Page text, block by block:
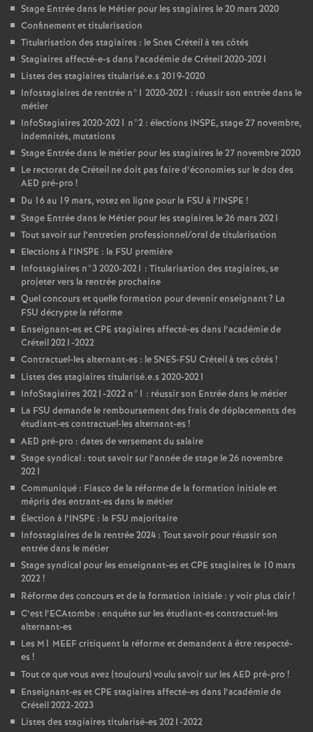
Stage Entrée dans le Métier pour les stagiaires le 20 mars 2020
Confinement et titularisation
Titularisation des stagiaires : le Snes Créteil à tes côtés
Stagiaires affecté-e-s dans l’académie de Créteil 2020-2021
Listes des stagiaires titularisé.e.s 2019-2020
Infostagiaires de rentrée n°1 2020-2021 : réussir son entrée dans le
métier
InfoStagiaires 2020-2021 n°2 : élections INSPE, stage 27 novembre,
indemnités, mutations
Stage Entrée dans le métier pour les stagiaires le 27 novembre 2020
Le rectorat de Créteil ne doit pas faire d’économies sur le dos des
AED pré-pro !
Du 16 au 19 mars, votez en ligne pour la FSU à l’INSPE !
Stage Entrée dans le Métier pour les stagiaires le 26 mars 2021
Tout savoir sur l’entretien professionnel/oral de titularisation
Elections à l’INSPE : la FSU première
Infostagiaires n°3 2020-2021 : Titularisation des stagiaires, se
projeter vers la rentrée prochaine
Quel concours et quelle formation pour devenir enseignant? La
FSU décrypte la réforme
Enseignant-es etCPE stagiaires affecté-es dans l’académie de
Créteil 2021-2022
Contractuel-les alternant-es : leSNES-FSU Créteil à tes côtés !
Listes des stagiaires titularisé.e.s 2020-2021
InfoStagiaires 2021-2022 n°1 : réussir son Entrée dans le métier
La FSU demande le remboursement des frais de déplacements des
étudiant-es contractuel-les alternant-es !
AED pré-pro : dates de versement du salaire
Stage syndical : tout savoir sur l’année de stage le 26 novembre
2021
Communiqué : Fiasco de la réforme de la formation initiale et
mépris des entrant-es dans le métier
Élection à l’INSPE : la FSU majoritaire
Infostagiaires de la rentrée 2024 : Tout savoir pour réussir son
entrée dans le métier
Stage syndical pour les enseignant-es etCPE stagiaires le 10 mars
2022!
Réforme des concours et de la formation initiale : y voir plus clair!
C’est l’ECAtombe : enquête sur les étudiant-es contractuel-les
alternant-es
Les M1 MEEFcritiquent la réforme et demandent à être respecté-
es !
Tout ce que vous avez (toujours) voulu savoir sur les AED pré-pro !
Enseignant-es etCPE stagiaires affecté-es dans l’académie de
Créteil 2022-2023
Listes des stagiaires titularisé-es 2021-2022